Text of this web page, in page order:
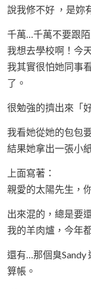
說我修不好 ，是妳
千萬…千萬不要跟
我想去學校啊！今
我其實很怕她同事
了。
很勉強的擠出來「
我看她從她的包包
結果她拿出一張小
上面寫著：
親愛的太陽先生，
出來混的，總是要
我的羊肉爐，今年
還有…那個臭Sandy
算帳。